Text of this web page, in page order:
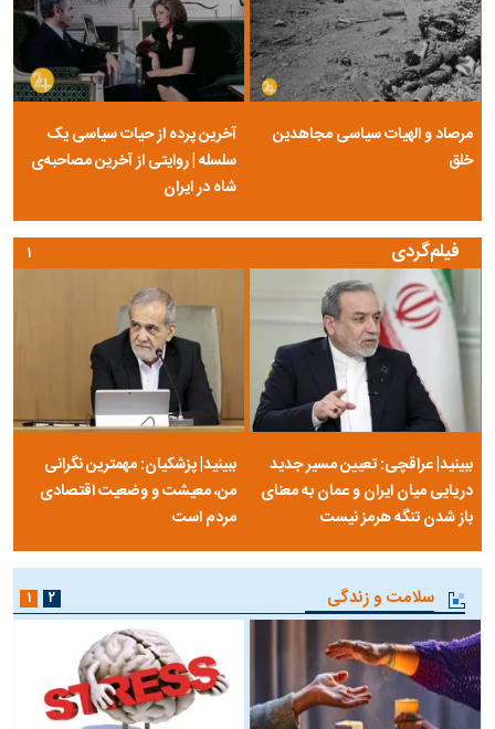
مرصاد و الهیات سیاسی مجاهدین
خلق
آخرین پرده از حیات سیاسی یک
سلسله | روایتی از آخرین مصاحبه‌ی
شاه در ایران
فیلم‌گردی
ببینید| عراقچی: تعیین مسیر جدید
دریایی میان ایران و عمان به معنای
باز شدن تنگه هرمز نیست
ببینید| پزشکیان: مهمترین نگرانی
من، معیشت و وضعیت اقتصادی
مردم است
۱
سلامت و زندگی ۱ ۲